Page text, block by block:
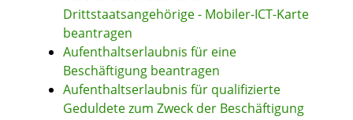
Drittstaatsangehörige - Mobiler-ICT-Karte
beantragen
Aufenthaltserlaubnis für eine
Beschäftigung beantragen
Aufenthaltserlaubnis für qualifizierte
Geduldete zum Zweck der Beschäftigung